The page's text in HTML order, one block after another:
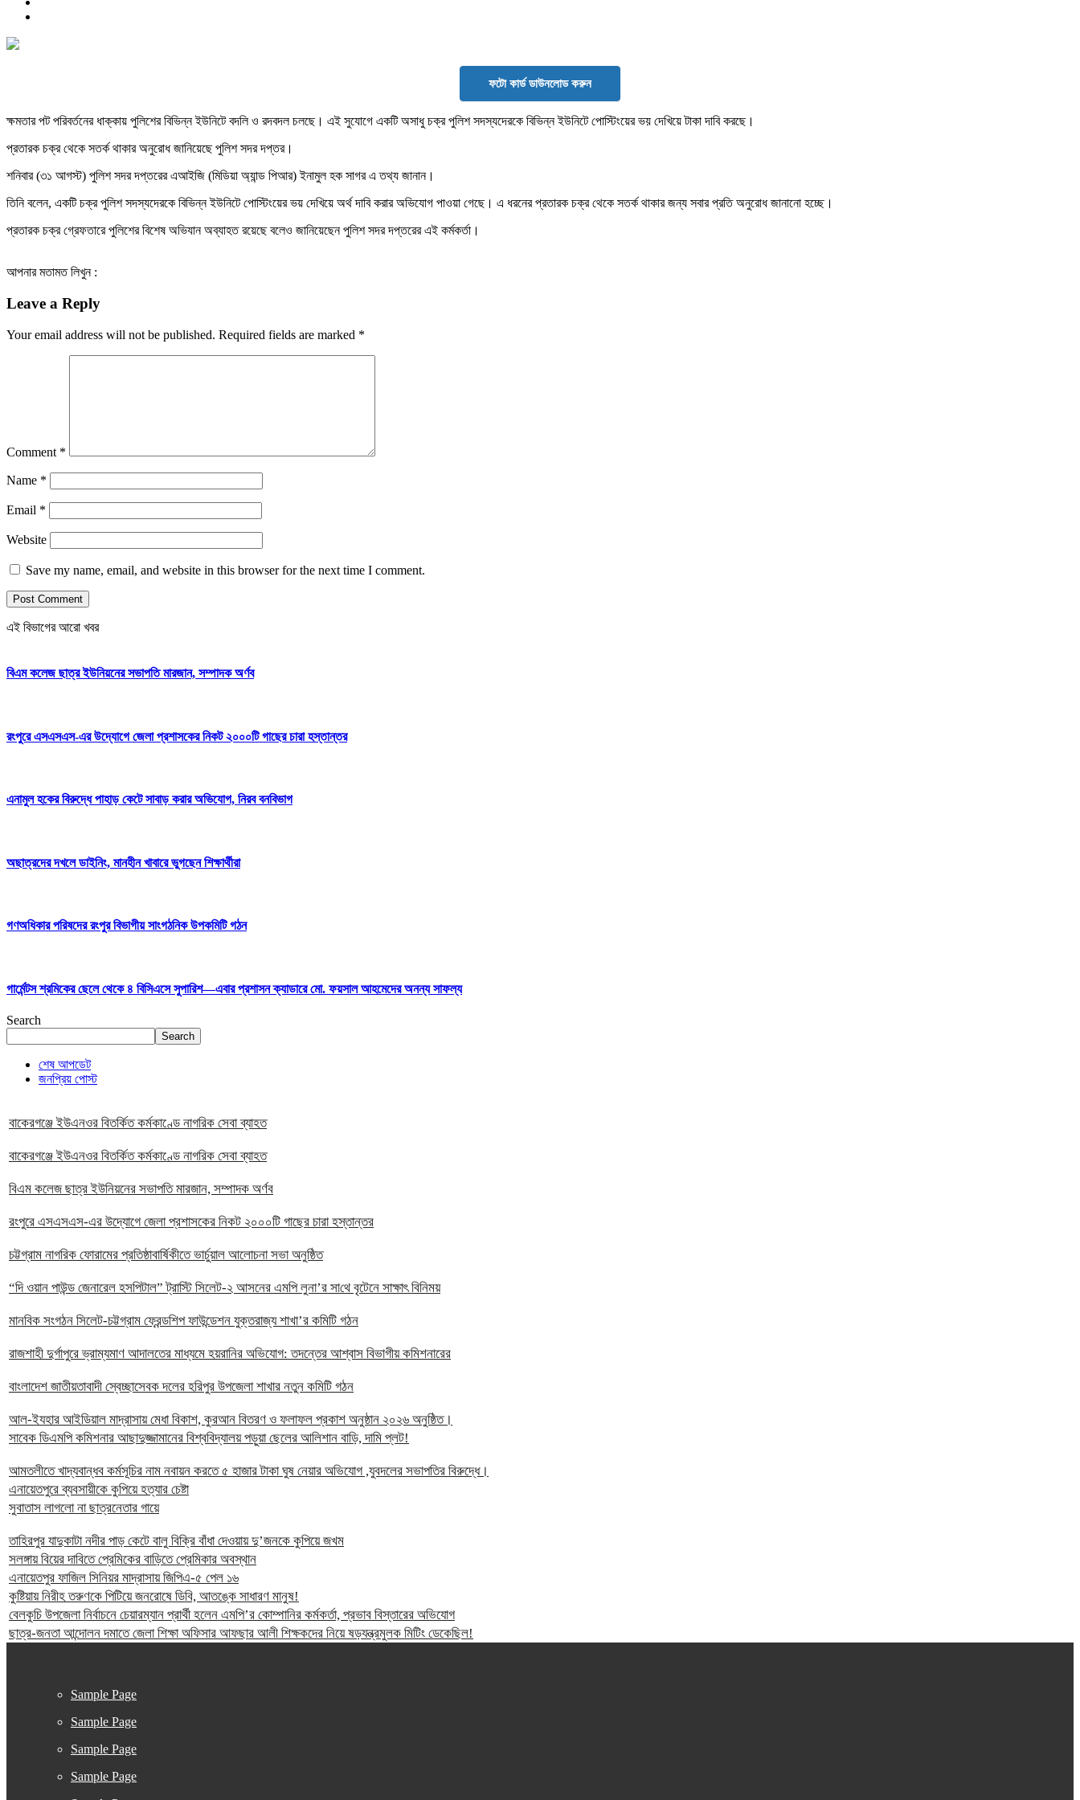
ফটো কার্ড ডাউনলোড করুন
ক্ষমতার পট পরিবর্তনের ধাক্কায় পুলিশের বিভিন্ন ইউনিটে বদলি ও রদবদল চলছে। এই সুযোগে একটি অসাধু চক্র পুলিশ সদস্যদেরকে বিভিন্ন ইউনিটে পোস্টিংয়ের ভয় দেখিয়ে টাকা দাবি করছে।
প্রতারক চক্র থেকে সতর্ক থাকার অনুরোধ জানিয়েছে পুলিশ সদর দপ্তর।
শনিবার (৩১ আগস্ট) পুলিশ সদর দপ্তরের এআইজি (মিডিয়া অ্যান্ড পিআর) ইনামুল হক সাগর এ তথ্য জানান।
তিনি বলেন, একটি চক্র পুলিশ সদস্যদেরকে বিভিন্ন ইউনিটে পোস্টিংয়ের ভয় দেখিয়ে অর্থ দাবি করার অভিযোগ পাওয়া গেছে। এ ধরনের প্রতারক চক্র থেকে সতর্ক থাকার জন্য সবার প্রতি অনুরোধ জানানো হচ্ছে।
প্রতারক চক্র গ্রেফতারে পুলিশের বিশেষ অভিযান অব্যাহত রয়েছে বলেও জানিয়েছেন পুলিশ সদর দপ্তরের এই কর্মকর্তা।
আপনার মতামত লিখুন :
Leave a Reply
Your email address will not be published. Required fields are marked *
Comment *
Name *
Email *
Website
Save my name, email, and website in this browser for the next time I comment.
এই বিভাগের আরো খবর
বিএম কলেজ ছাত্র ইউনিয়নের সভাপতি মারজান, সম্পাদক অর্ণব
রংপুরে এসএসএস-এর উদ্যোগে জেলা প্রশাসকের নিকট ২০০০টি গাছের চারা হস্তান্তর
এনামুল হকের বিরুদ্ধে পাহাড় কেটে সাবাড় করার অভিযোগ, নিরব বনবিভাগ
অছাত্রদের দখলে ডাইনিং, মানহীন খাবারে ভুগছেন শিক্ষার্থীরা
গণঅধিকার পরিষদের রংপুর বিভাগীয় সাংগঠনিক উপকমিটি গঠন
গার্মেন্টস শ্রমিকের ছেলে থেকে ৪ বিসিএসে সুপারিশ—এবার প্রশাসন ক্যাডারে মো. ফয়সাল আহমেদের অনন্য সাফল্য
Search
Search
শেষ আপডেট
জনপ্রিয় পোস্ট
বাকেরগঞ্জে ইউএনওর বিতর্কিত কর্মকাণ্ডে নাগরিক সেবা ব্যাহত
বাকেরগঞ্জে ইউএনওর বিতর্কিত কর্মকাণ্ডে নাগরিক সেবা ব্যাহত
বিএম কলেজ ছাত্র ইউনিয়নের সভাপতি মারজান, সম্পাদক অর্ণব
রংপুরে এসএসএস-এর উদ্যোগে জেলা প্রশাসকের নিকট ২০০০টি গাছের চারা হস্তান্তর
চট্টগ্রাম নাগরিক ফোরামের প্রতিষ্ঠাবার্ষিকীতে ভার্চুয়াল আলোচনা সভা অনুষ্ঠিত
“দি ওয়ান পাউন্ড জেনারেল হসপিটাল” ট্রাস্টি সিলেট-২ আসনের এমপি লুনা’র সা‌থে বৃটেনে সাক্ষাৎ বিনিময়
মানবিক সংগঠন সিলেট-চট্টগ্রাম ফ্রেন্ডশিপ ফাউন্ডেশন যুক্তরাজ্য শাখা’র কমিটি গঠন
রাজশাহী দুর্গাপুরে ভ্রাম্যমাণ আদালতের মাধ্যমে হয়রানির অভিযোগ: তদন্তের আশ্বাস বিভাগীয় কমিশনারের
বাংলাদেশ জাতীয়তাবাদী স্বেচ্ছাসেবক দলের হরিপুর উপজেলা শাখার নতুন কমিটি গঠন
আল-ইযহার আইডিয়াল মাদ্রাসায় মেধা বিকাশ, কুরআন বিতরণ ও ফলাফল প্রকাশ অনুষ্ঠান ২০২৬ অনুষ্ঠিত।
সাবেক ডিএমপি কমিশনার আছাদুজ্জামানের বিশ্ববিদ্যালয় পড়ুয়া ছেলের আলিশান বাড়ি, দামি প্লট!
আমতলীতে খাদ্যবান্ধব কর্মসূচির নাম নবায়ন করতে ৫ হাজার টাকা ঘুষ নেয়ার অভিযোগ ,যুবদলের সভাপতির বিরুদ্ধে।
এনায়েতপুরে ব্যবসায়ীকে কুপিয়ে হত্যার চেষ্টা
সুবাতাস লাগলো না ছাত্রনেতার গায়ে
তাহিরপুর যাদুকাটা নদীর পাড় কেটে বালু বিক্রি বাঁধা দেওয়ায় দু’জনকে কুপিয়ে জখম
সলঙ্গায় বিয়ের দাবিতে প্রেমিকের বাড়িতে প্রেমিকার অবস্থান
এনায়েতপুর ফাজিল সিনিয়র মাদ্রাসায় জিপিএ-৫ পেল ১৬
কুষ্টিয়ায় নিরীহ তরুণকে পিটিয়ে জনরোষে ডিবি, আতঙ্কে সাধারণ মানুষ!
বেলকুচি উপজেলা নির্বাচনে চেয়ারম্যান প্রার্থী হলেন এমপি’র কোম্পানির কর্মকর্তা, প্রভাব বিস্তারের অভিযোগ
ছাত্র-জনতা আন্দোলন দমাতে জেলা শিক্ষা অফিসার আফছার আলী শিক্ষকদের নিয়ে ষড়যন্ত্রমুলক মিটিং ডেকেছিল!
Sample Page
Sample Page
Sample Page
Sample Page